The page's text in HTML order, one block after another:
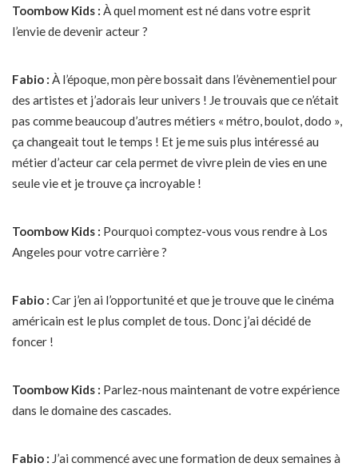
Toombow Kids : À quel moment est né dans votre esprit
l’envie de devenir acteur ?
Fabio : À l’époque, mon père bossait dans l’évènementiel pour
des artistes et j’adorais leur univers ! Je trouvais que ce n’était
pas comme beaucoup d’autres métiers « métro, boulot, dodo »,
ça changeait tout le temps ! Et je me suis plus intéressé au
métier d’acteur car cela permet de vivre plein de vies en une
seule vie et je trouve ça incroyable !
Toombow Kids : Pourquoi comptez-vous vous rendre à Los
Angeles pour votre carrière ?
Fabio : Car j’en ai l’opportunité et que je trouve que le cinéma
américain est le plus complet de tous. Donc j’ai décidé de
foncer !
Toombow Kids : Parlez-nous maintenant de votre expérience
dans le domaine des cascades.
Fabio : J’ai commencé avec une formation de deux semaines à